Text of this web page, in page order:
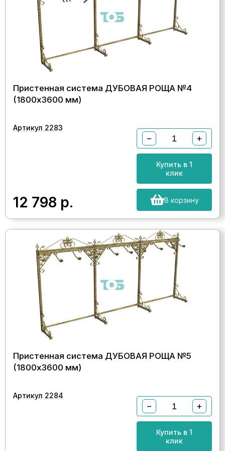
Пристенная система ДУБОВАЯ РОЩА №4
(1800х3600 мм)
Артикул 2283
12 798 р.
− +
Купить в 1
клик
В корзину
Пристенная система ДУБОВАЯ РОЩА №5
(1800х3600 мм)
Артикул 2284
− +
Купить в 1
клик